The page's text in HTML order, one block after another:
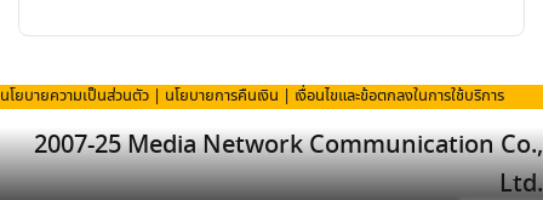
21,293.00฿
44,084.00฿
นโยบายความเป็นส่วนตัว | นโยบายการคืนเงิน | เงื่อนไขและข้อตกลงในการใช้บริการ
2007-25 Media Network Communication Co.,
Ltd.